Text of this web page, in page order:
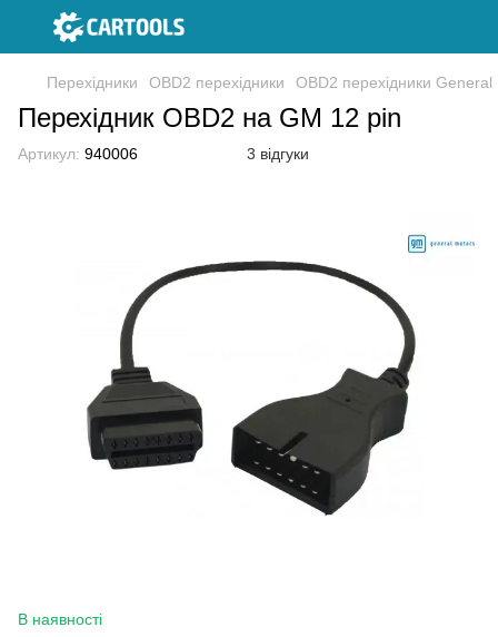
Перехідники OBD2 перехідники OBD2 перехідники
Перехідник OBD2 на GM 12 pin
Артикул: 940006 3 відгуки
В наявності